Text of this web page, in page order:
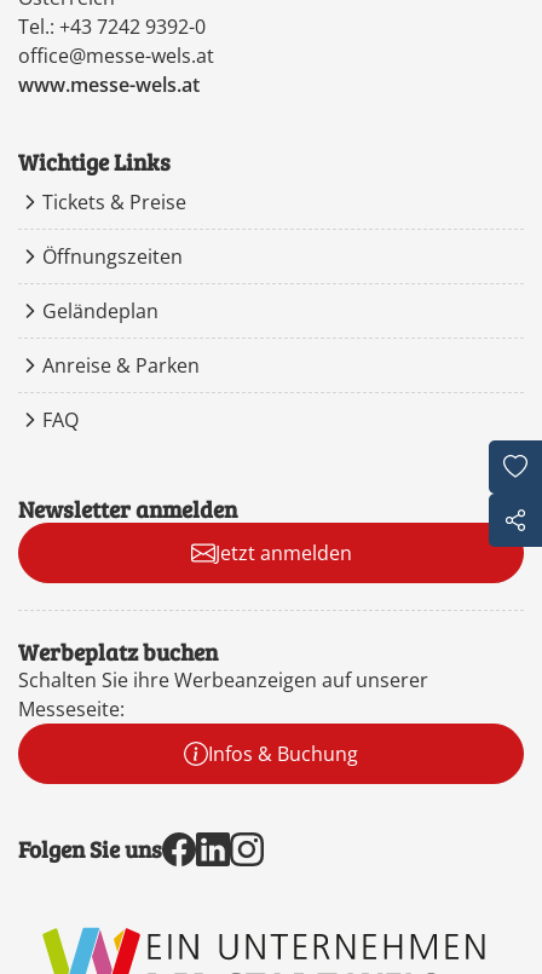
Tel.: +43 7242 9392-0
office@messe-wels.at
www.messe-wels.at
Wichtige Links
Tickets & Preise
Öffnungszeiten
Geländeplan
Anreise & Parken
FAQ
Newsletter anmelden
Jetzt anmelden
Werbeplatz buchen
Schalten Sie ihre Werbeanzeigen auf unserer
Messeseite:
Infos & Buchung
Folgen Sie uns